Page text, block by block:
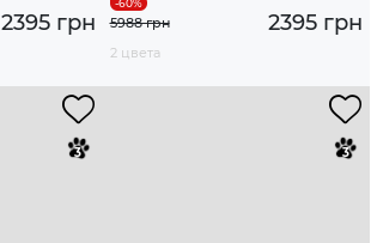
2395 грн 2395 грн
5988 грн
2 цвета